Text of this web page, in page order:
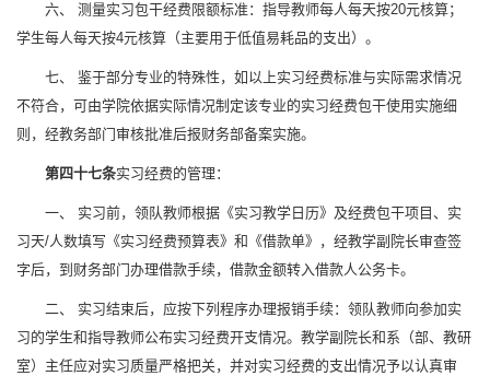
六、 测量实习包干经费限额标准：指导教师每人每天按20元核算；
学生每人每天按4元核算（主要用于低值易耗品的支出）。
七、 鉴于部分专业的特殊性，如以上实习经费标准与实际需求情况
不符合，可由学院依据实际情况制定该专业的实习经费包干使用实施细
则，经教务部门审核批准后报财务部备案实施。
第四十七条实习经费的管理：
一、 实习前，领队教师根据《实习教学日历》及经费包干项目、实
习天/人数填写《实习经费预算表》和《借款单》，经教学副院长审查签
字后，到财务部门办理借款手续，借款金额转入借款人公务卡。
二、 实习结束后，应按下列程序办理报销手续：领队教师向参加实
习的学生和指导教师公布实习经费开支情况。教学副院长和系（部、教研
室）主任应对实习质量严格把关，并对实习经费的支出情况予以认真审